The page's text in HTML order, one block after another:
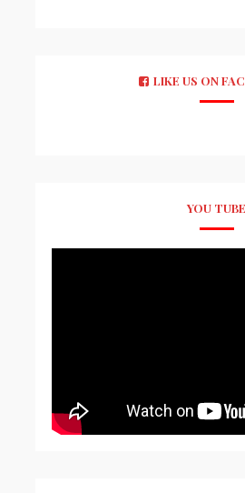
LIKE US ON
YOU TUBE